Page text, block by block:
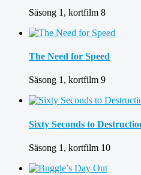
Säsong 1, kortfilm 8
The Need for Speed
Säsong 1, kortfilm 9
Sixty Seconds to
Säsong 1, kortfilm 10